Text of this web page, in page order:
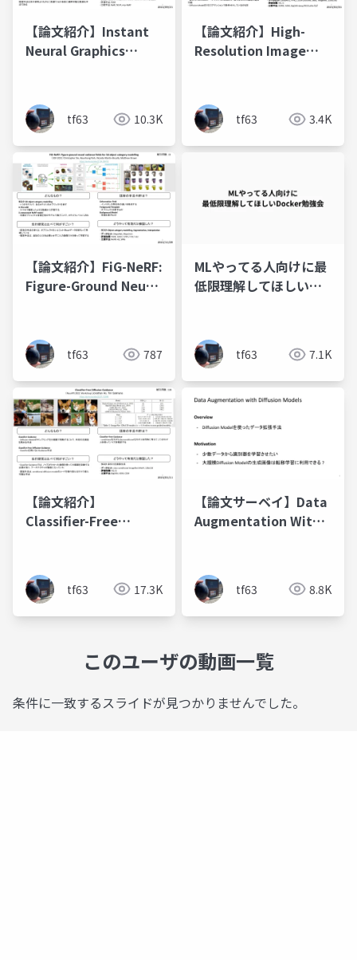
【論文紹介】Instant
Neural Graphics
Encoding
tf63 10.3K
【論文紹介】High-
Resolution Image
Models
tf63 3.4K
【論文紹介】FiG-NeRF:
Figure-Ground Neural
Modelling
tf63 787
MLやってる人向けに最
低限理解してほしい
tf63 7.1K
【論文紹介】
Classifier-Free
tf63 17.3K
【論文サーベイ】Data
Augmentation With
tf63 8.8K
このユーザの動画一覧
条件に一致するスライドが見つかりませんでした。